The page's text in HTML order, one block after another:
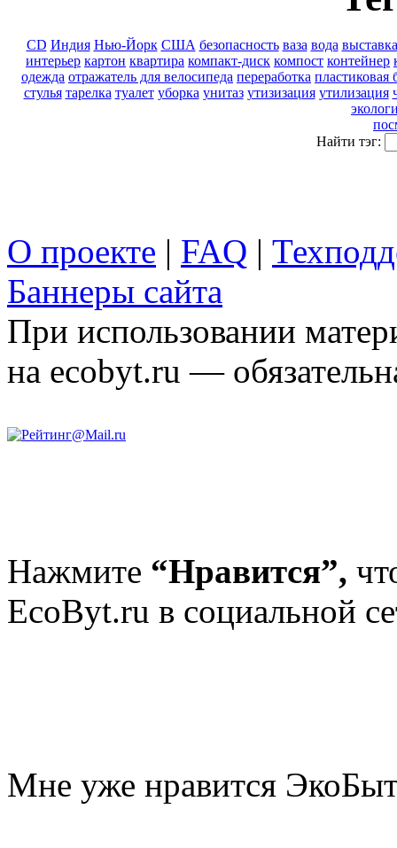
CD Индия Нью-Йорк США безопасность ваза вода выставка
интерьер картон квартира компакт-диск компост контейнер
одежда отражатель для велосипеда переработка пластиковая
стулья тарелка туалет уборка унитаз утизизация утилизация
Найти тэг:
О проекте | FAQ |
Баннеры сайта
При использовании
на ecobyt.ru —
Нажмите “Нравится”,
EcoByt.ru в социальной
Мне уже нравится